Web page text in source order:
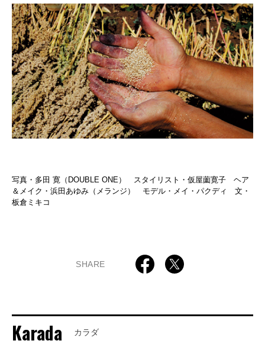
写真・多田 寛（DOUBLE ONE） スタイリスト・仮屋薗寛子 ヘア
＆メイク・浜田あゆみ（メランジ） モデル・メイ・パクディ 文・
板倉ミキコ
SHARE
Karada カラダ